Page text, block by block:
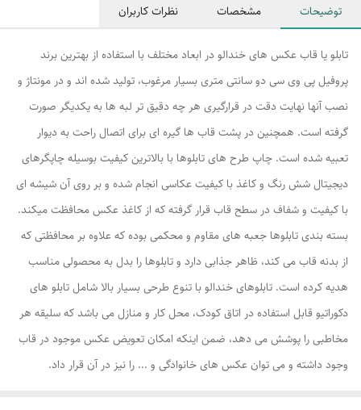
توضیحات مشخصات نظرات کاربران
تابلو یا قاب عکس های خندالو در ابعاد مختلف با استفاده از بهترین برند
پروفیل پی وی سی دو سانتی متری بسیار مرغوب، تولید شده اند و در مونتاژ و
نصب آنها نهایت دقت در قرارگیری هر چه دقیق تر لبه ها به یکدیگر صورت
گرفته است. همچنین در پشت قاب ها گیره ای برای اتصال راحت به دیوار
تعبیه شده است. چاپ طرح های تابلوها با بالاترین کیفیت بوسیله چاپگرهای
دیجیتال شش رنگ و کاغذ با کیفیت عکاسی انجام شده و بر روی آن شیشه ای
با کیفیت و شفاف در سطح قاب قرار گرفته که از کاغذ عکس محافظت میکند.
بسته بندی تابلوها جعبه های مقاوم و محکمی بوده که علاوه بر محافظتی که
از بدنه قاب می کند، ظاهر جذابی دارد و تابلوها را بدل به محصولی مناسب
هدیه کرده است. تابلوهای خندالو با تنوع طرحی بسیار بالا شامل تابلو های
دکوراتیو قابل استفاده در اتاق کودک، محل کار و منازل می باشد که سلیقه هر
مخاطبی را پوشش می دهد، ضمن اینکه امکان تعویض عکس موجود در قاب
وجود داشته و می توان عکس های خانوادگی و ... را نیز در آن قرار داد.